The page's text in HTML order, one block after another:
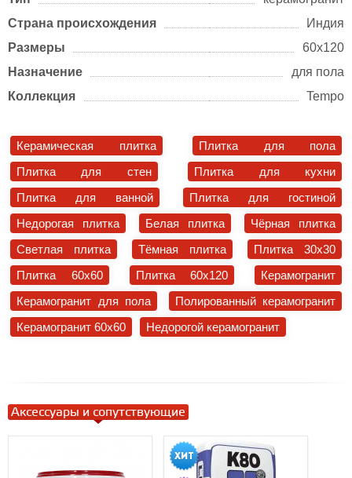
Страна происхождения
Индия
Размеры
60x120
Назначение
для пола
Коллекция
Tempo
Керамическая плитка
Плитка для пола
Плитка для стен
Плитка для кухни
Плитка для ванной
Плитка для гостиной
Недорогая плитка
Белая плитка
Чёрная плитка
Светлая плитка
Тёмная плитка
Плитка 30x30
Плитка 60x60
Плитка 60x120
Керамогранит
Керамогранит для пола
Полированный керамогранит
Керамогранит 60x60
Недорогой керамогранит
Аксессуары и сопутствующие